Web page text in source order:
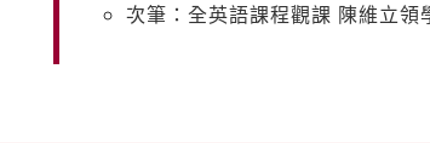
次筆：全英語課程觀課 陳維立領